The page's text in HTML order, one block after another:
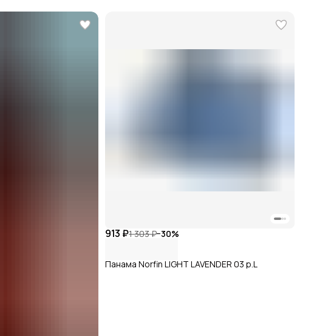
913 ₽1 303 ₽−30%
Панама Norfin LIGHT LAVENDER 03 р.L